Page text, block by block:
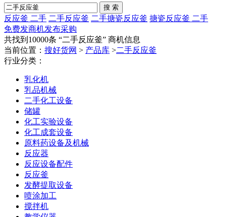
搜 索
反应釜 二手 二手反应釜 二手搪瓷反应釜 搪瓷反应釜 二手
免费发商机发布采购
共找到10000条 “二手反应釜” 商机信息
当前位置： 搜好货网 > 产品库 >二手反应釜
行业分类：
乳化机
乳品机械
二手化工设备
储罐
化工实验设备
化工成套设备
原料药设备及机械
反应器
反应设备配件
反应釜
发酵提取设备
喷涂加工
搅拌机